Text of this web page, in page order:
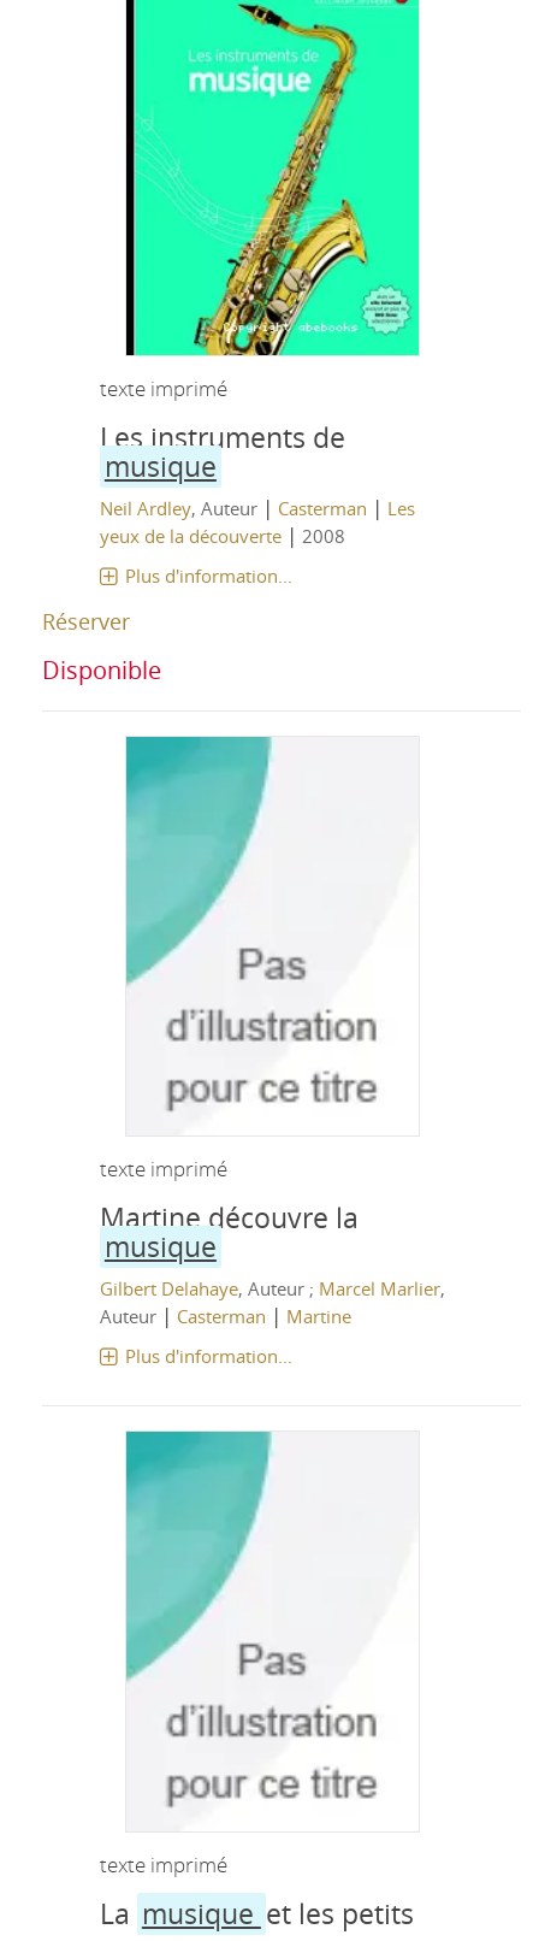
texte imprimé
Les instruments de
musique
Neil Ardley, Auteur | Casterman | Les
yeux de la découverte| 2008
Plus d'information...
Réserver
Disponible
texte imprimé
Martine découvre la
musique
Gilbert Delahaye, Auteur ; Marcel Marlier,
Auteur | Casterman | Martine
Plus d'information...
texte imprimé
La musique et les petits